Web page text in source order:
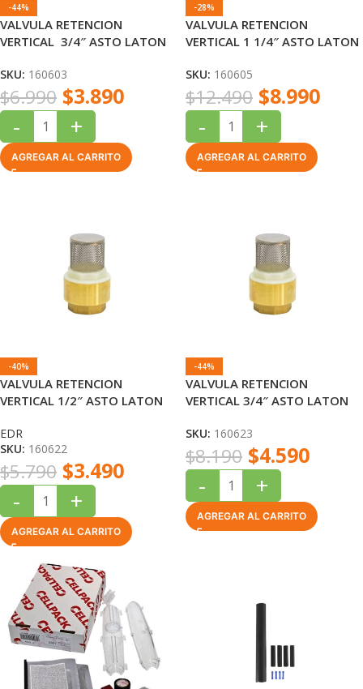
-44%
VALVULA RETENCION
VERTICAL 3/4″ ASTO LATON
SKU: 160603
$6.990 $3.890
- +
AGREGAR AL CARRITO
-28%
VALVULA RETENCION
VERTICAL 1 1/4″ ASTO LATON
SKU: 160605
$12.490 $8.990
- +
AGREGAR AL CARRITO
-40%
VALVULA RETENCION
VERTICAL 1/2″ ASTO LATON
EDR
SKU: 160622
$5.790 $3.490
- +
AGREGAR AL CARRITO
-44%
VALVULA RETENCION
VERTICAL 3/4″ ASTO LATON
SKU: 160623
$8.190 $4.590
- +
AGREGAR AL CARRITO